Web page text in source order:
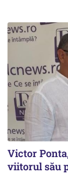
Victor
viitorul său